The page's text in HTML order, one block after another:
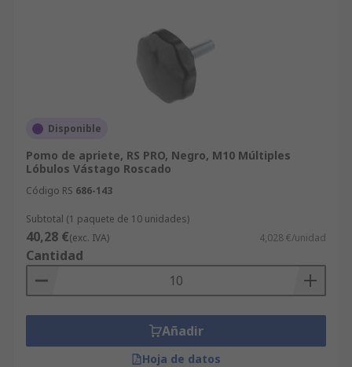
Disponible
Pomo de apriete, RS PRO, Negro, M10 Múltiples
Lóbulos Vástago Roscado
Código RS 686-143
Subtotal (1 paquete de 10 unidades)
40,28 €(exc. IVA) 4,028 €/unidad
Cantidad
Añadir
Hoja de datos